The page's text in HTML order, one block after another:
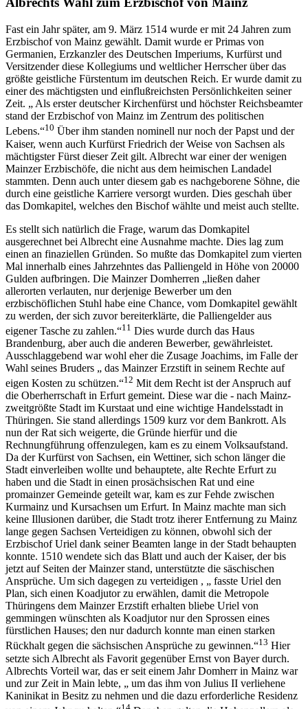
Fast ein Jahr später, am 9. März 1514 wurde er mit 24 Jahren zum
Erzbischof von Mainz gewählt. Damit wurde er Primas von
Germanien, Erzkanzler des Deutschen Imperiums, Kurfürst und
Versitzender diese Kollegiums und weltlicher Herrscher über das
größte geistliche Fürstentum im deutschen Reich. Er wurde damit zu
einer des mächtigsten und einflußreichsten Persönlichkeiten seiner
Zeit. „ Als erster deutscher Kirchenfürst und höchster Reichsbeamter
stand der Erzbischof von Mainz im Zentrum des politischen
Lebens.“10 Über ihm standen nominell nur noch der Papst und der
Kaiser, wenn auch Kurfürst Friedrich der Weise von Sachsen als
mächtigster Fürst dieser Zeit gilt. Albrecht war einer der wenigen
Mainzer Erzbischöfe, die nicht aus dem heimischen Landadel
stammten. Denn auch unter diesem gab es nachgeborene Söhne, die
durch eine geistliche Karriere versorgt wurden. Dies geschah über
das Domkapitel, welches den Bischof wählte und meist auch stellte.
Es stellt sich natürlich die Frage, warum das Domkapitel
ausgerechnet bei Albrecht eine Ausnahme machte. Dies lag zum
einen an finaziellen Gründen. So mußte das Domkapitel zum vierten
Mal innerhalb eines Jahrzehntes das Palliengeld in Höhe von 20000
Gulden aufbringen. Die Mainzer Domherren „ließen daher
allerorten verlauten, nur derjenige Bewerber um den
erzbischöflichen Stuhl habe eine Chance, vom Domkapitel gewählt
zu werden, der sich zuvor bereiterklärte, die Palliengelder aus
eigener Tasche zu zahlen.“11 Dies wurde durch das Haus
Brandenburg, aber auch die anderen Bewerber, gewährleistet.
Ausschlaggebend war wohl eher die Zusage Joachims, im Falle der
Wahl seines Bruders „ das Mainzer Erzstift in seinem Rechte auf
eigen Kosten zu schützen.“12 Mit dem Recht ist der Anspruch auf
die Oberherrschaft in Erfurt gemeint. Diese war die - nach Mainz-
zweitgrößte Stadt im Kurstaat und eine wichtige Handelsstadt in
Thüringen. Sie stand allerdings 1509 kurz vor dem Bankrott. Als
nun der Rat sich weigerte, die Gründe hierfür und die
Rechnungführung offenzulegen, kam es zu einem Volksaufstand.
Da der Kurfürst von Sachsen, ein Wettiner, sich schon länger die
Stadt einverleiben wollte und behauptete, alte Rechte Erfurt zu
haben und die Stadt in einen prosächsischen Rat und eine
promainzer Gemeinde geteilt war, kam es zur Fehde zwischen
Kurmainz und Kursachsen um Erfurt. In Mainz machte man sich
keine Illusionen darüber, die Stadt trotz iherer Entfernung zu Mainz
lange gegen Sachsen Verteidigen zu können, obwohl sich der
Erzbischof Uriel dank seiner Beamten lange in der Stadt behaupten
konnte. 1510 wendete sich das Blatt und auch der Kaiser, der bis
jetzt auf Seiten der Mainzer stand, unterstützte die säschischen
Ansprüche. Um sich dagegen zu verteidigen , „ fasste Uriel den
Plan, sich einen Koadjutor zu erwählen, damit die Metropole
Thüringens dem Mainzer Erzstift erhalten bliebe Uriel von
gemmingen wünschten als Koadjutor nur den Sprossen eines
fürstlichen Hauses; den nur dadurch konnte man einen starken
Rückhalt gegen die sächsischen Ansprüche zu gewinnen.“13 Hier
setzte sich Albrecht als Favorit gegenüber Ernst von Bayer durch.
Albrechts Vorteil war, das er seit einem Jahr Domherr in Mainz war
und zur Zeit in Main lebte, „ um das ihm von Julius II verliehene
Kaninikat in Besitz zu nehmen und die dazu erforderliche Residenz